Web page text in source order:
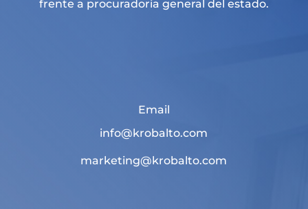
frente a procuradoria general del estado.
Email
info@krobalto.com
marketing@krobalto.com